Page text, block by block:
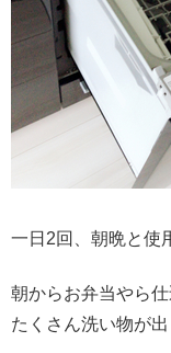
一日2回、朝晩と使
朝からお弁当やら
たくさん洗い物が出